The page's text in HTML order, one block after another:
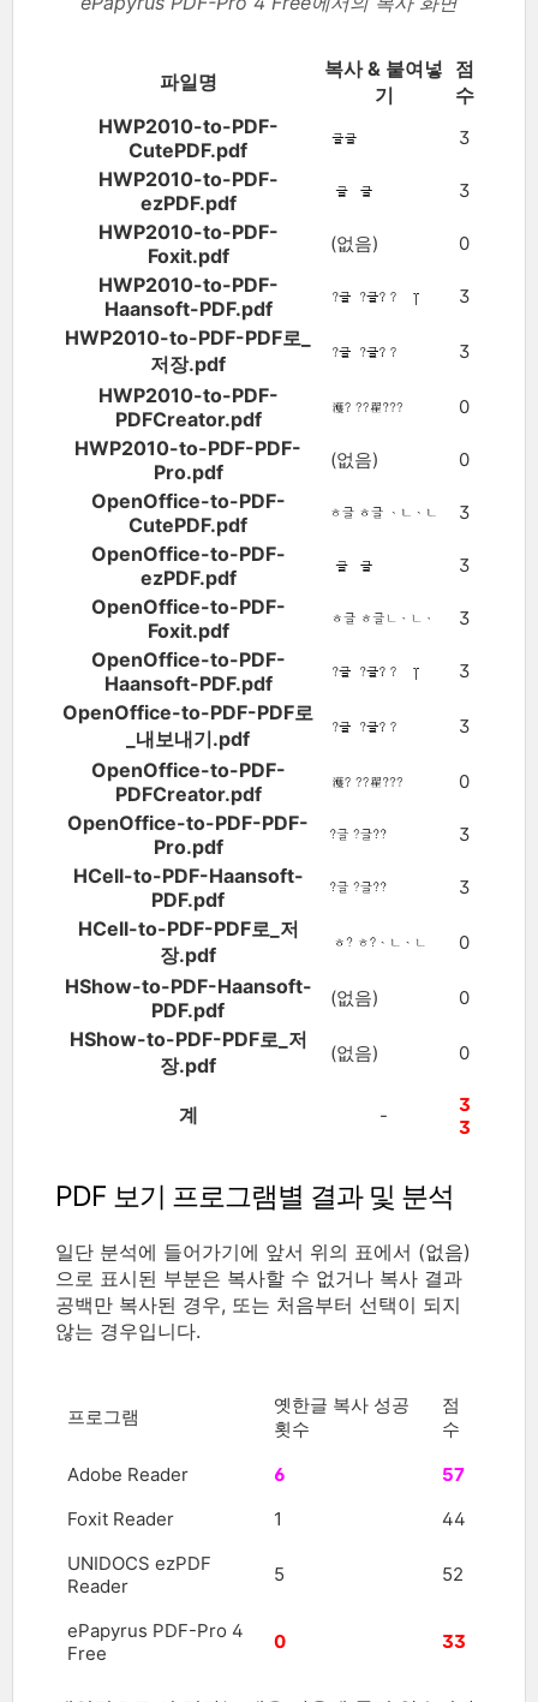
파일명
복사 & 붙여넣
기
점
수
HWP2010-to-PDF-
CutePDF.pdf
3
HWP2010-to-PDF-
ezPDF.pdf
3
HWP2010-to-PDF-
Foxit.pdf
(없음) 0
HWP2010-to-PDF-
Haansoft-PDF.pdf
3
HWP2010-to-PDF-PDF로_
저장.pdf
3
HWP2010-to-PDF-
PDFCreator.pdf
0
HWP2010-to-PDF-PDF-
Pro.pdf
(없음) 0
OpenOffice-to-PDF-
CutePDF.pdf
3
OpenOffice-to-PDF-
ezPDF.pdf
3
OpenOffice-to-PDF-
Foxit.pdf
3
OpenOffice-to-PDF-
Haansoft-PDF.pdf
3
OpenOffice-to-PDF-PDF로
_내보내기.pdf
3
OpenOffice-to-PDF-
PDFCreator.pdf
0
OpenOffice-to-PDF-PDF-
Pro.pdf
3
HCell-to-PDF-Haansoft-
PDF.pdf
3
HCell-to-PDF-PDF로_저
장.pdf
0
HShow-to-PDF-Haansoft-
PDF.pdf
(없음) 0
HShow-to-PDF-PDF로_저
장.pdf
(없음) 0
계 -
3
3
PDF 보기 프로그램별 결과 및 분석
일단 분석에 들어가기에 앞서 위의 표에서 (없음)
으로 표시된 부분은 복사할 수 없거나 복사 결과
공백만 복사된 경우, 또는 처음부터 선택이 되지
않는 경우입니다.
프로그램
옛한글 복사 성공
횟수
점
수
Adobe Reader
6
57
Foxit Reader
1
44
UNIDOCS ezPDF
Reader
5 52
ePapyrus PDF-Pro 4
Free
0 33